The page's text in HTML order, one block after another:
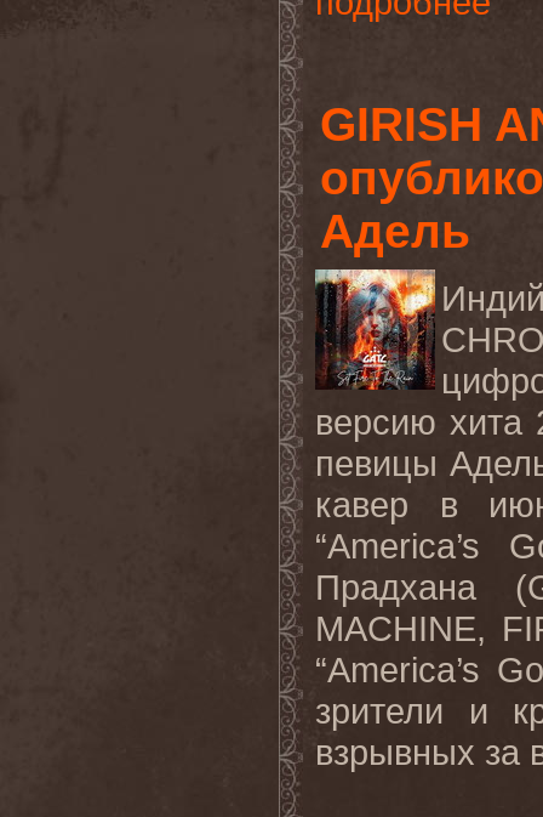
GIRISH
Адель
версию хита
певицы
кавер в
“America’s
Прадхана (
MACHINE,
“America’s
зрители и
взрывных за